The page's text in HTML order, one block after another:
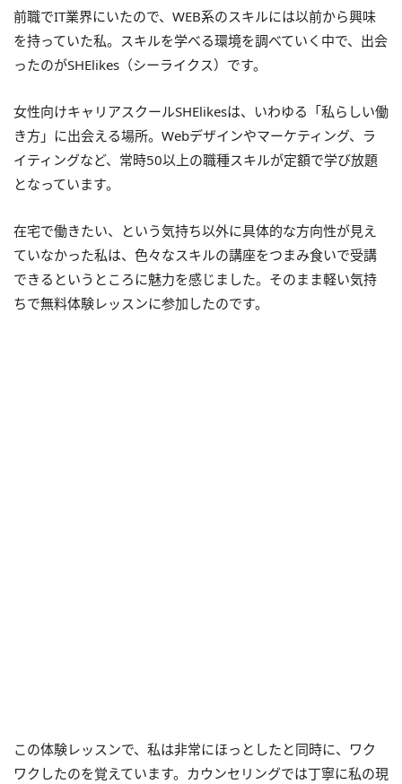
前職でIT業界にいたので、WEB系のスキルには以前から興味
を持っていた私。スキルを学べる環境を調べていく中で、出会
ったのがSHElikes（シーライクス）です。
女性向けキャリアスクールSHElikesは、いわゆる「私らしい働
き方」に出会える場所。Webデザインやマーケティング、ラ
イティングなど、常時50以上の職種スキルが定額で学び放題
となっています。
在宅で働きたい、という気持ち以外に具体的な方向性が見え
ていなかった私は、色々なスキルの講座をつまみ食いで受講
できるというところに魅力を感じました。そのまま軽い気持
ちで無料体験レッスンに参加したのです。
この体験レッスンで、私は非常にほっとしたと同時に、ワク
ワクしたのを覚えています。カウンセリングでは丁寧に私の現